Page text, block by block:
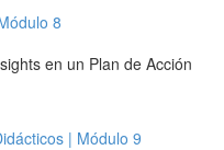
8
en un Plan de Acción
| Módulo 9